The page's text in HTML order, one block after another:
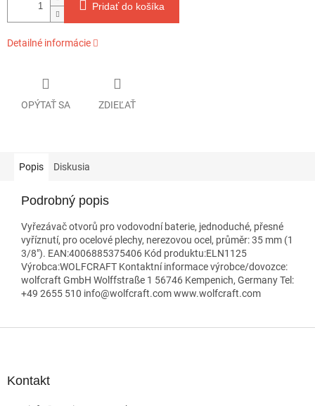
Pridať do košíka
Detailné informácie
OPÝTAŤ SA ZDIEĽAŤ
Popis Diskusia
Podrobný popis
Vyřezávač otvorů pro vodovodní baterie, jednoduché, přesné
vyříznutí, pro ocelové plechy, nerezovou ocel, průměr: 35 mm (1
3/8"). EAN:4006885375406 Kód produktu:ELN1125
Výrobca:WOLFCRAFT Kontaktní informace výrobce/dovozce:
wolfcraft GmbH Wolffstraße 1 56746 Kempenich, Germany Tel:
+49 2655 510 info@wolfcraft.com www.wolfcraft.com
Kontakt